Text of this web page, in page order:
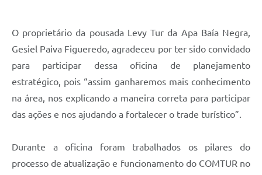
O proprietário da pousada Levy Tur da Apa Baía Negra,
Gesiel Paiva Figueredo, agradeceu por ter sido convidado
para participar dessa oficina de planejamento
estratégico, pois “assim ganharemos mais conhecimento
na área, nos explicando a maneira correta para participar
das ações e nos ajudando a fortalecer o trade turístico”.
Durante a oficina foram trabalhados os pilares do
processo de atualização e funcionamento do COMTUR no